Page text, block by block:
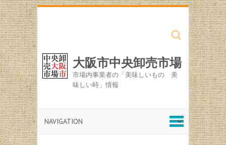
Search
大阪市中央卸売市場
市場内事業者の「美味しいもの 美
味しい時」情報